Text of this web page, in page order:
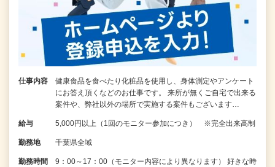
仕事内容
健康食品を食べたり化粧品を使用し、身体測定やアンケート
にお答え頂くなどのお仕事です。 来所が無くご自宅で出来る
案件や、弊社以外の場所で実施する案件もございます…
給与 5,000円以上（1回のモニター参加につき） ※完全出来高制
勤務地 千葉県全域
勤務時間
9：00～17：00（モニター内容により異なります） 好きな時